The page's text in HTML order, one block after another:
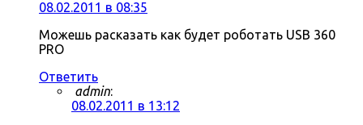
08.02.2011 в 08:35
Можешь расказать как будет роботать USB 360
PRO
Ответить
admin:
08.02.2011 в 13:12